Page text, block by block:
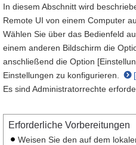
In diesem Abschnitt wird
Remote UI von einem Computer
Wählen Sie über das Bedienfeld
einem anderen Bildschirm die
anschließend die Option
Einstellungen zu konfigurieren.
Es sind Administratorrechte
Erforderliche Vorbereitungen
Weisen Sie den auf dem